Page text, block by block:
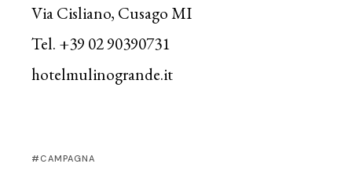
Via Cisliano, Cusago MI
Tel. +39 02 90390731
hotelmulinogrande.it
CAMPAGNA